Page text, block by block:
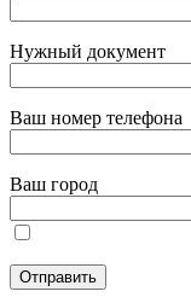
Нужный документ
Ваш номер телефона
Ваш город